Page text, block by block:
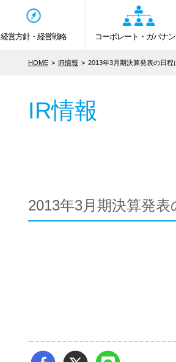
経営方針・経営戦略 コーポレート・ガバナ
HOME IR情報 2013年3月期決算発表の日程
IR情報
2013年3月期決算発